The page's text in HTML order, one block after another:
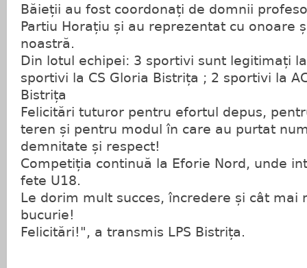
Băieții au fost coordonați de domnii
Partiu Horațiu și au reprezentat cu onoare
noastră.
Din lotul echipei: 3 sportivi sunt legitimați
sportivi la CS Gloria Bistrița ; 2 sportivi la
Bistrița
Felicitări tuturor pentru efortul depus,
teren și pentru modul în care au purtat
demnitate și respect!
Competiția continuă la Eforie Nord, unde
fete U18.
Le dorim mult succes, încredere și cât mai
bucurie!
Felicitări!", a transmis LPS Bistrița.